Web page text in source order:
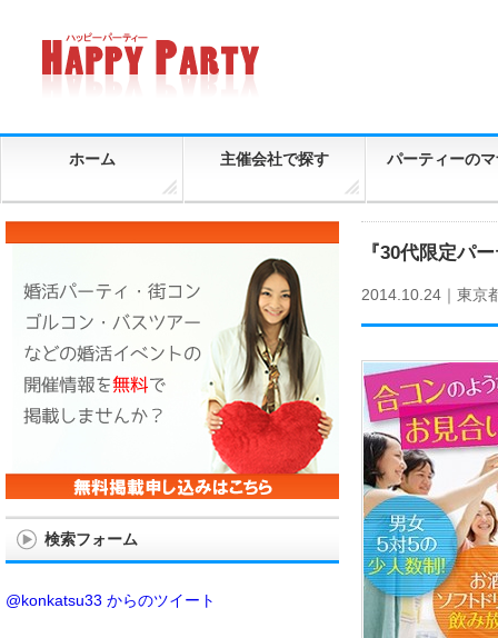
ホーム 主催会社で探す パーティーの
『30代限定パ
2014.10.24｜ 東京
検索フォーム
@konkatsu33 からのツイート